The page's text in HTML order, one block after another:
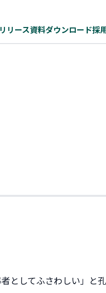
リース資料ダウンロード採
としてふさわしい」と